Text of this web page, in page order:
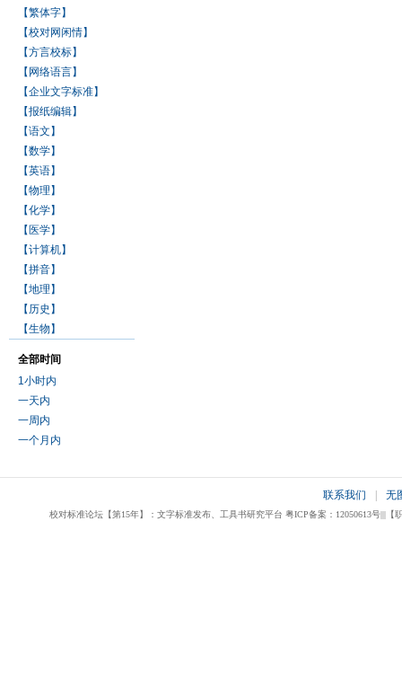
【繁体字】
【校对网闲情】
【方言校标】
【网络语言】
【企业文字标准】
【报纸编辑】
【语文】
【数学】
【英语】
【物理】
【化学】
【医学】
【计算机】
【拼音】
【地理】
【历史】
【生物】
全部时间
1小时内
一天内
一周内
一个月内
联系我们 无
校对标准论坛【第15年】：文字标准发布、工具书研究平台 粤ICP备案：12050613号|||【